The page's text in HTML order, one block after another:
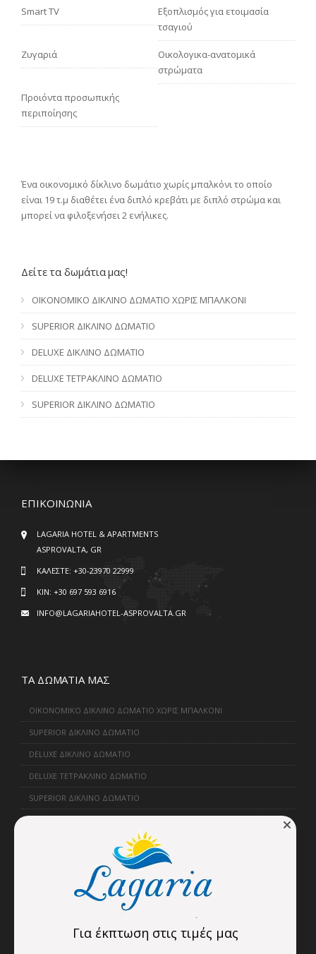
Smart TV
Eξοπλισμός για ετοιμασία
τσαγιού
Ζυγαριά
Οικολογικα-ανατομικά
στρώματα
Προιόντα προσωπικής
περιποίησης
Ένα οικονομικό δίκλινο δωμάτιο χωρίς μπαλκόνι το οποίο
είναι 19 τ.μ διαθέτει ένα διπλό κρεβάτι με διπλό στρώμα και
μπορεί να φιλοξενήσει 2 ενήλικες.
Δείτε τα δωμάτια μας!
ΟΙΚΟΝΟΜΙΚΟ ΔΙΚΛΙΝΟ ΔΩΜΑΤΙΟ ΧΩΡΙΣ ΜΠΑΛΚΟΝΙ
SUPERIOR ΔΙΚΛΙΝΟ ΔΩΜΑΤΙΟ
DELUXE ΔΙΚΛΙΝΟ ΔΩΜΑΤΙΟ
DELUXE ΤΕΤΡΑΚΛΙΝΟ ΔΩΜΑΤΙΟ
SUPERIOR ΔΙΚΛΙΝΟ ΔΩΜΑΤΙΟ
ΕΠΙΚΟΙΝΩΝΙΑ
LAGARIA HOTEL & APARTMENTS
ASPROVALTA, GR
ΚΑΛΕΣΤΕ: +30-23970 22999
ΚIN: +30 697 593 6916
INFO@LAGARIAHOTEL-ASPROVALTA.GR
ΤΑ ΔΩΜΑΤΙΑ ΜΑΣ
ΟΙΚΟΝΟΜΙΚΟ ΔΙΚΛΙΝΟ ΔΩΜΑΤΙΟ ΧΩΡΙΣ ΜΠΑΛΚΟΝΙ
SUPERIOR ΔΙΚΛΙΝΟ ΔΩΜΑΤΙΟ
DELUXE ΔΙΚΛΙΝΟ ΔΩΜΑΤΙΟ
DELUXE ΤΕΤΡΑΚΛΙΝΟ ΔΩΜΑΤΙΟ
SUPERIOR ΔΙΚΛΙΝΟ ΔΩΜΑΤΙΟ
ΦΟΡΜΑ ΚΡΑΤΗΣΗΣ
ΦΟΡΜΑ ΕΠΙΚΟΙΝΩΝΙΑΣ
Για έκπτωση στις τιμές μας